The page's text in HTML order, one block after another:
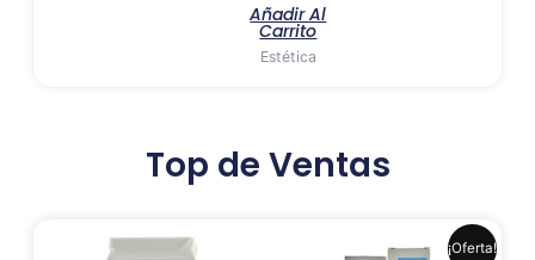
Añadir Al
Carrito
Estética
Top de Ventas
¡Oferta!Este